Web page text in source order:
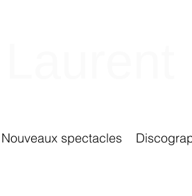
Nouveaux spectacles